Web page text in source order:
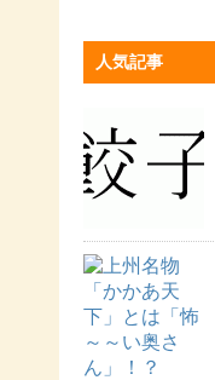
人気記事